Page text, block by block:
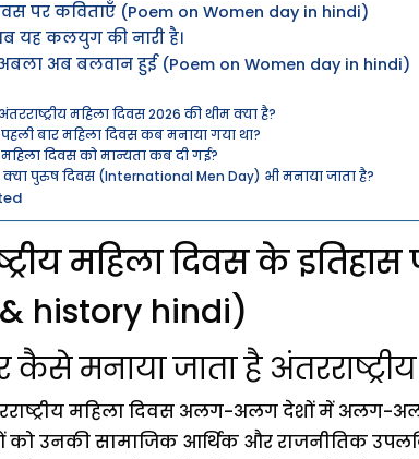
पर कविताएँ (Poem on Women day in hindi)
यह कलयुग की नारी है।
अब बलवान हुई (Poem on Women day in hindi)
अंतरराष्ट्रीय महिला दिवस 2026 की थीम क्या है?
पहली बार महिला दिवस कब मनाया गया था?
महिला दिवस को मान्यता कब दी गई?
क्या पुरुष दिवस (International Men Day) भी मनाया जाता है?
महिला दिवस के
history hindi)
मनाया जाता है
महिला दिवस अलग-अलग देशों में अलग-
उनकी सामाजिक आर्थिक और राजनीतिक